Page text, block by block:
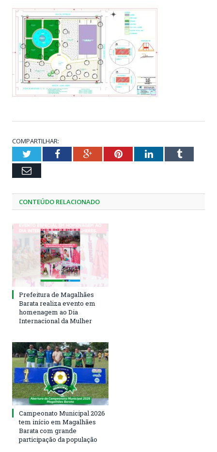
COMPARTILHAR:
TwitterFacebookGoogle+PinterestLinkedInTumblr
Email
CONTEÚDO RELACIONADO
Prefeitura de Magalhães
Barata realiza evento em
homenagem ao Dia
Internacional da Mulher
Campeonato Municipal 2026
tem início em Magalhães
Barata com grande
participação da população